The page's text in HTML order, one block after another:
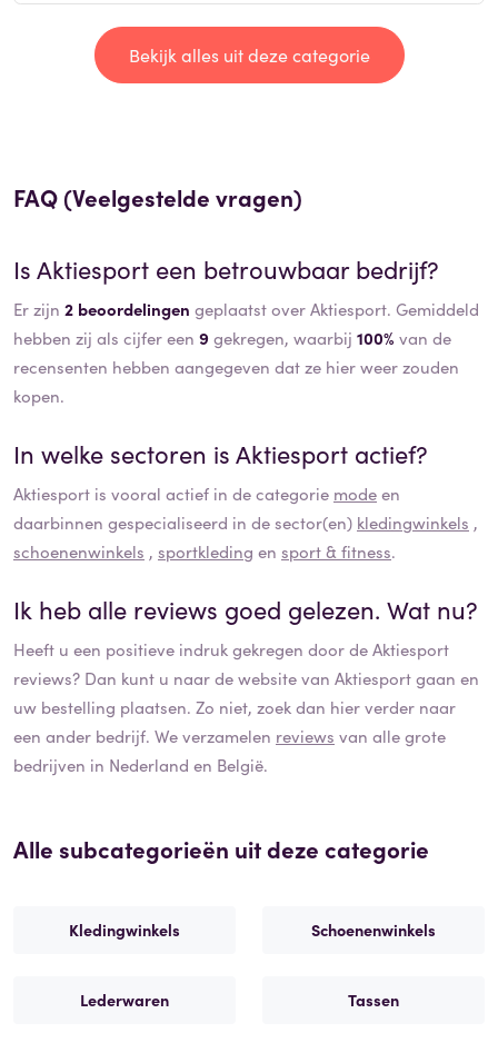
Bekijk alles uit deze categorie
FAQ (Veelgestelde vragen)
IsAktiesport een betrouwbaar bedrijf?
Er zijn 2 beoordelingen geplaatst over Aktiesport. Gemiddeld
hebben zij als cijfer een 9gekregen, waarbij 100% van de
recensenten hebben aangegeven dat ze hier weer zouden
kopen.
In welke sectoren isAktiesport actief?
Aktiesport is vooral actief in de categorie modeen
daarbinnen gespecialiseerd in de sector(en) kledingwinkels ,
schoenenwinkels , sportkleding en sport & fitness.
Ik heb alle reviews goed gelezen. Wat nu?
Heeft u een positieve indruk gekregen door deAktiesport
reviews? Dan kunt u naar de website van Aktiesportgaan en
uw bestelling plaatsen. Zo niet, zoek dan hier verder naar
een ander bedrijf. We verzamelen reviews van alle grote
bedrijven in Nederland en België.
Alle subcategorieën uit deze categorie
Kledingwinkels Schoenenwinkels
Lederwaren Tassen